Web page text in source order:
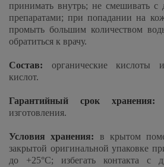
принимать внутрь; не смешивать с
препаратами; при попадании на
промыть большим количеством
обратиться к врачу.
Состав: органические кислоты
кислот.
Гарантийный срок хранения:
изготовления.
Условия хранения: в крытом
закрытой оригинальной упаковке
до +25°С; избегать контакта с